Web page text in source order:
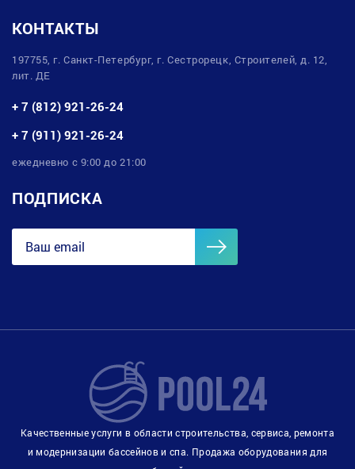
КОНТАКТЫ
197755, г. Санкт-Петербург, г. Сестрорецк, Строителей, д. 12,
лит. ДЕ
+ 7 (812) 921-26-24
+ 7 (911) 921-26-24
ежедневно с 9:00 до 21:00
ПОДПИСКА
Качественные услуги в области строительства, сервиса, ремонта
и модернизации бассейнов и спа. Продажа оборудования для